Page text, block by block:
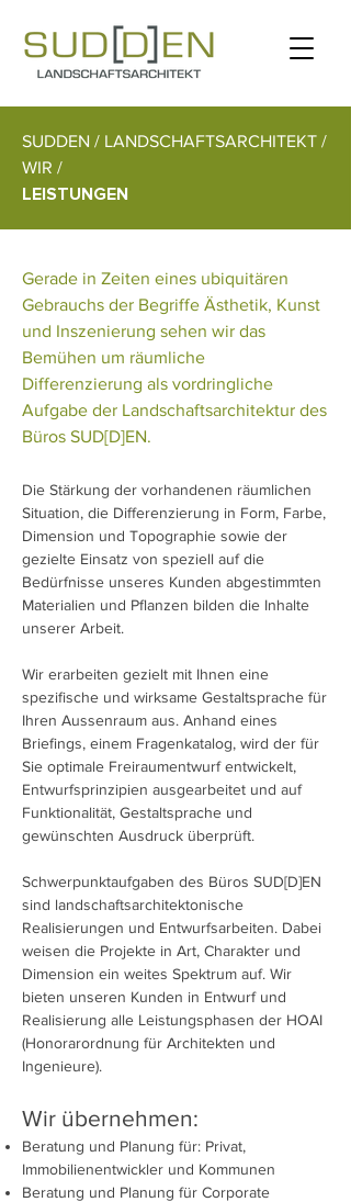
Die Stärkung der vorhandenen räumlichen
Situation, die Differenzierung in Form, Farbe,
Dimension und Topographie sowie der
gezielte Einsatz von speziell auf die
Bedürfnisse unseres Kunden abgestimmten
Materialien und Pflanzen bilden die Inhalte
unserer Arbeit.
Wir erarbeiten gezielt mit Ihnen eine
spezifische und wirksame Gestaltsprache für
Ihren Aussenraum aus. Anhand eines
Briefings, einem Fragenkatalog, wird der für
Sie optimale Freiraumentwurf entwickelt,
Entwurfsprinzipien ausgearbeitet und auf
Funktionalität, Gestaltsprache und
gewünschten Ausdruck überprüft.
Schwerpunktaufgaben des Büros SUD[D]EN
sind landschaftsarchitektonische
Realisierungen und Entwurfsarbeiten. Dabei
weisen die Projekte in Art, Charakter und
Dimension ein weites Spektrum auf. Wir
bieten unseren Kunden in Entwurf und
Realisierung alle Leistungsphasen der HOAI
(Honorarordnung für Architekten und
Ingenieure).
Wir übernehmen:
Beratung und Planung für: Privat,
Immobilienentwickler und Kommunen
Beratung und Planung für Corporate
Gerade in Zeiten eines ubiquitären
Gebrauchs der Begriffe Ästhetik, Kunst
und Inszenierung sehen wir das
Bemühen um räumliche
Differenzierung als vordringliche
Aufgabe der Landschaftsarchitektur des
Büros SUD[D]EN.
SUDDEN / LANDSCHAFTSARCHITEKT /
WIR /
LEISTUNGEN